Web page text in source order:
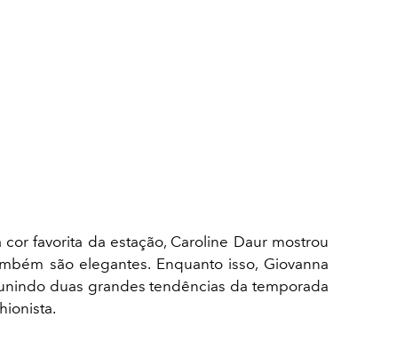
favorita da estação, Caroline Daur mostrou
são elegantes. Enquanto isso, Giovanna
duas grandes tendências da temporada